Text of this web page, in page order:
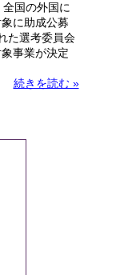
国の外国に
に助成公募
た選考委員会
事業が決定
続きを読む »